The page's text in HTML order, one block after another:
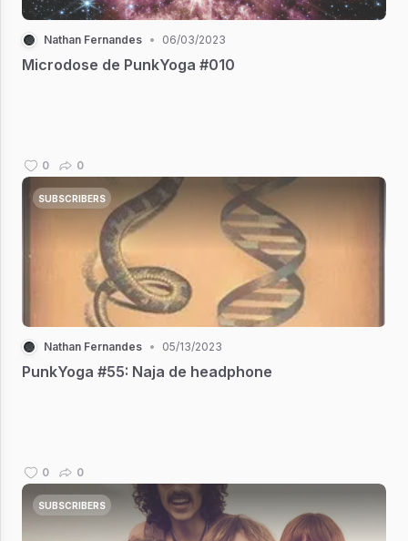
Nathan Fernandes • 06/03/2023
Microdose de PunkYoga #010
0 0
SUBSCRIBERS
Nathan Fernandes • 05/13/2023
PunkYoga #55: Naja de headphone
0 0
SUBSCRIBERS